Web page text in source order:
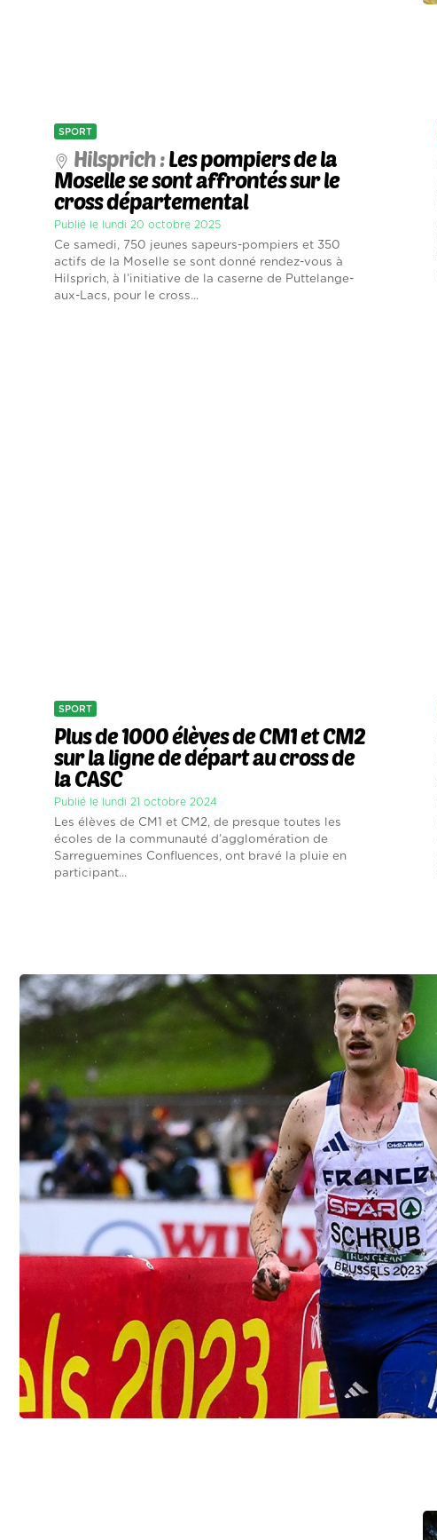
SPORT
Hilsprich :Les pompiers de la
Moselle se sont affrontés sur le
cross départemental
Publié le lundi 20 octobre 2025
Ce samedi, 750 jeunes sapeurs-pompiers et 350
actifs de la Moselle se sont donné rendez-vous à
Hilsprich, à l’initiative de la caserne de Puttelange-
aux-Lacs, pour le cross...
SPORT
Plus de 1000 élèves de CM1 et CM2
sur la ligne de départ au cross de
la CASC
Publié le lundi 21 octobre 2024
Les élèves de CM1 et CM2, de presque toutes les
écoles de la communauté d’agglomération de
Sarreguemines Confluences, ont bravé la pluie en
participant...